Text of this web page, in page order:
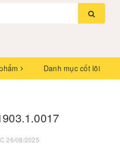
Danh mục cốt lõi
26/08/2025